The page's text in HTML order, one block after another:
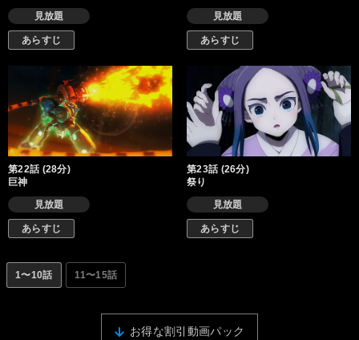
見放題
あらすじ
見放題
あらすじ
第22話 (28分)
巨神
見放題
あらすじ
第23話 (26分)
祭り
見放題
あらすじ
1〜10話 11〜15話
お得な割引動画パック